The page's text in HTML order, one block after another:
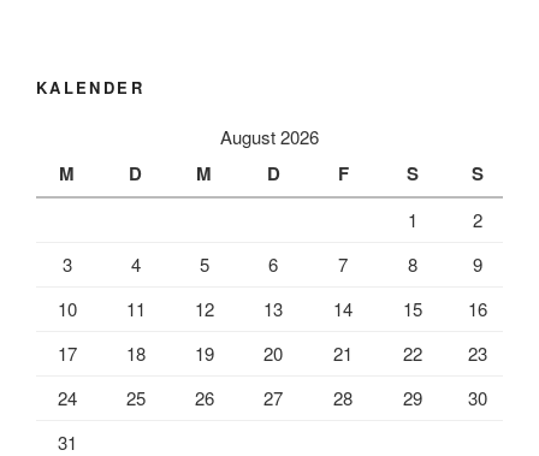
KALENDER
August 2026
M D M D F S S
1
2
3
4 5 6 7 8
9
10
11 12 13 14 15
16
17
18 19 20 21 22
23
24
25 26 27 28 29
30
31